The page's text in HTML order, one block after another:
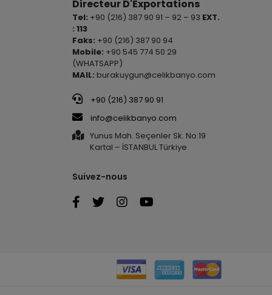
Directeur D'Exportations
Tel: +90 (216) 387 90 91 – 92 – 93 EXT.
: 113
Faks: +90 (216) 387 90 94
Mobile: +90 545 774 50 29
(WHATSAPP)
MAIL: burakuygun@celikbanyo.com
+90 (216) 387 90 91
info@celikbanyo.com
Yunus Mah. Seçenler Sk. No:19
Kartal – İSTANBUL Türkiye
Suivez-nous